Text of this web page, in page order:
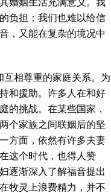
负担；我们也难以给信
，又能在复杂的境况中
相尊重的家庭关系。为
和援助。许多人在和好
的挑战。在某些国家，
个家族之间联姻后的坚
方面，依然有许多夫妻
这个时代，也得人赞
逐渐深入了解福音提出
牧灵上浪费精力，并不